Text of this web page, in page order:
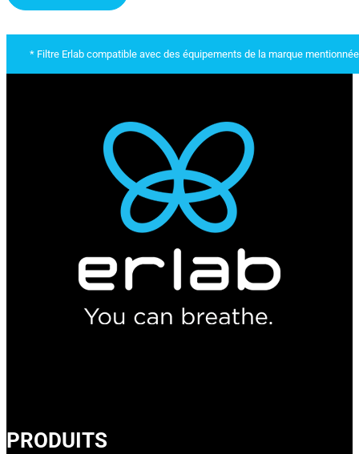
* Filtre Erlab compatible avec des équipements de la marque
PRODUITS